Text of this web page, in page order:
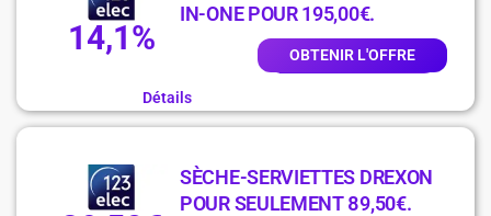
14,1%
IN-ONE POUR 195,00€.
OBTENIR L'OFFRE
Détails
SÈCHE-SERVIETTES DREXON
POUR SEULEMENT 89,50€.